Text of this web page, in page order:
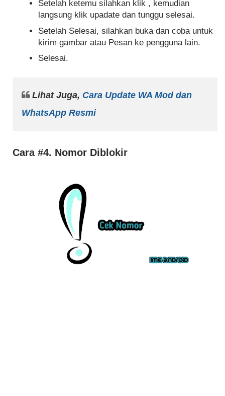
Setelah ketemu silahkan klik , kemudian
langsung klik upadate dan tunggu selesai.
Setelah Selesai, silahkan buka dan coba untuk
kirim gambar atau Pesan ke pengguna lain.
Selesai.
Lihat Juga, Cara Update WA Mod dan
WhatsApp Resmi
Cara #4. Nomor Diblokir